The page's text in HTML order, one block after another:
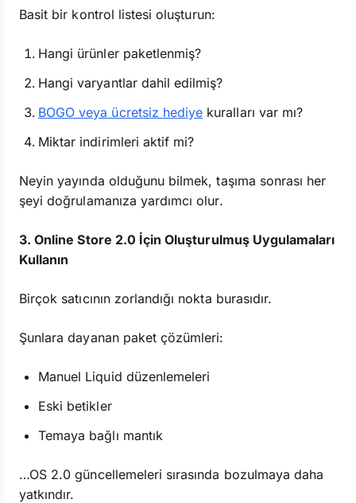
Basit bir kontrol listesi oluşturun:
Hangi ürünler paketlenmiş?
Hangi varyantlar dahil edilmiş?
BOGO veya ücretsiz hediye kuralları var mı?
Miktar indirimleri aktif mi?
Neyin yayında olduğunu bilmek, taşıma sonrası her
şeyi doğrulamanıza yardımcı olur.
3. Online Store 2.0 İçin Oluşturulmuş Uygulamaları
Kullanın
Birçok satıcının zorlandığı nokta burasıdır.
Şunlara dayanan paket çözümleri:
Manuel Liquid düzenlemeleri
Eski betikler
Temaya bağlı mantık
…OS 2.0 güncellemeleri sırasında bozulmaya daha
yatkındır.